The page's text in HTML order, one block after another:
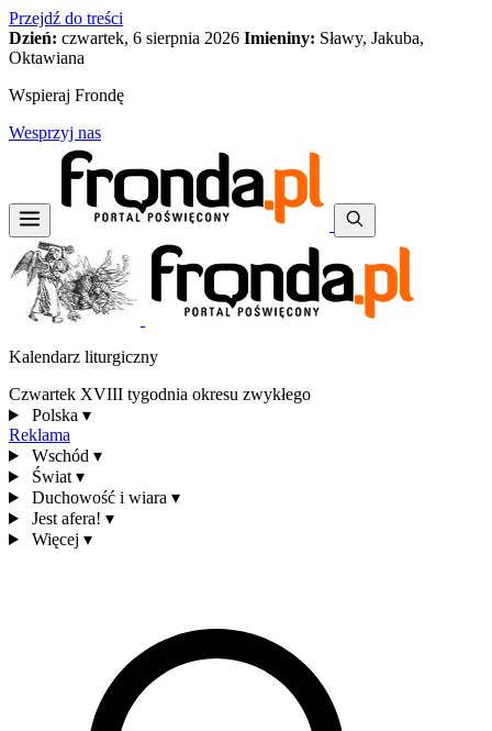
Przejdź do treści
Dzień: czwartek, 6 sierpnia 2026 Imieniny: Sławy, Jakuba,
Oktawiana
Wspieraj Frondę
Wesprzyj nas
Kalendarz liturgiczny
Czwartek XVIII tygodnia okresu zwykłego
Polska ▾
Reklama
Wschód ▾
Świat ▾
Duchowość i wiara ▾
Jest afera! ▾
Więcej ▾